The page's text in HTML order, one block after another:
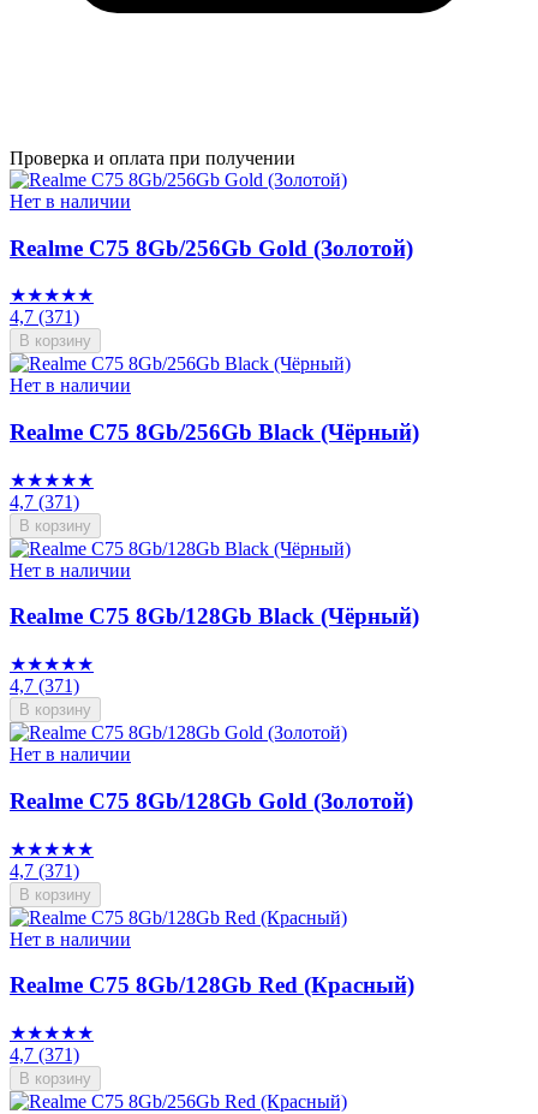
Проверка и оплата при получении
Нет в наличии
Realme C75 8Gb/256Gb Gold (Золотой)
★★★★★
4,7 (371)
В корзину
Нет в наличии
Realme C75 8Gb/256Gb Black (Чёрный)
★★★★★
4,7 (371)
В корзину
Нет в наличии
Realme C75 8Gb/128Gb Black (Чёрный)
★★★★★
4,7 (371)
В корзину
Нет в наличии
Realme C75 8Gb/128Gb Gold (Золотой)
★★★★★
4,7 (371)
В корзину
Нет в наличии
Realme C75 8Gb/128Gb Red (Красный)
★★★★★
4,7 (371)
В корзину